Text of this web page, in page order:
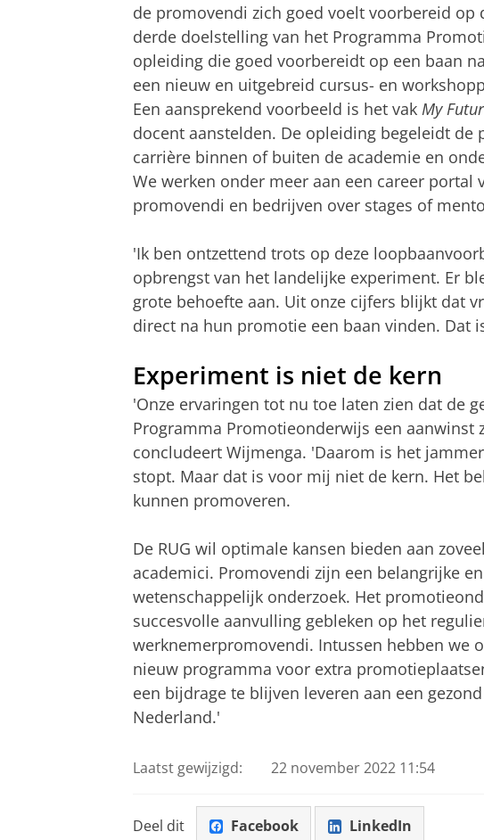
de promovendi zich goed voelt voorbereid op
derde doelstelling van het Programma
opleiding die goed voorbereidt op een baan
een nieuw en uitgebreid cursus- en
Een aansprekend voorbeeld is het vak My
docent aanstelden. De opleiding begeleidt de
carrière binnen of buiten de academie en
We werken onder meer aan een career
promovendi en bedrijven over stages of
'Ik ben ontzettend trots op deze
opbrengst van het landelijke experiment. Er
grote behoefte aan. Uit onze cijfers blijkt dat
direct na hun promotie een baan vinden. Dat
Experiment is niet de kern
'Onze ervaringen tot nu toe laten zien dat de
Programma Promotieonderwijs een
concludeert Wijmenga. 'Daarom is het
stopt. Maar dat is voor mij niet de kern. Het
kunnen promoveren.
De RUG wil optimale kansen bieden aan
academici. Promovendi zijn een belangrijke
wetenschappelijk onderzoek. Het
succesvolle aanvulling gebleken op het
werknemerpromovendi. Intussen hebben we
nieuw programma voor extra
een bijdrage te blijven leveren aan een
Nederland.'
Laatst gewijzigd: 22 november 2022 11:54
Deel dit Facebook LinkedIn